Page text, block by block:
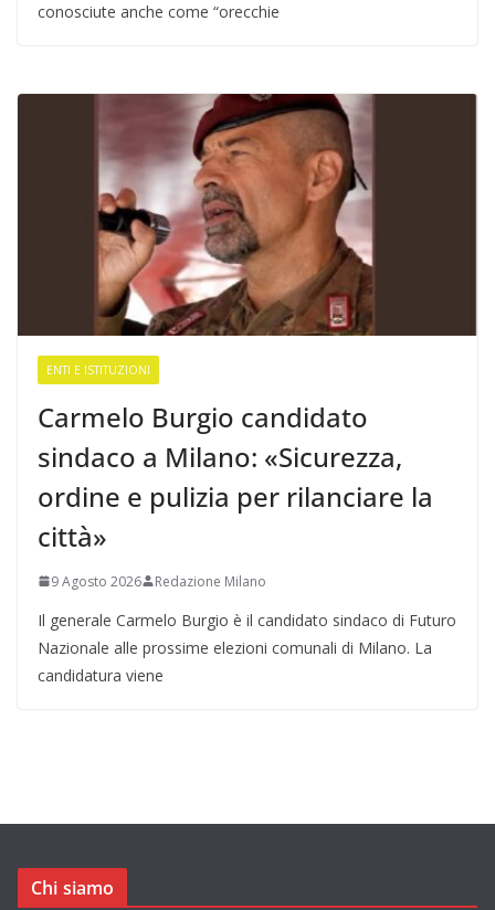
conosciute anche come “orecchie
ENTI E ISTITUZIONI
Carmelo Burgio candidato
sindaco a Milano: «Sicurezza,
ordine e pulizia per rilanciare la
città»
9 Agosto 2026 Redazione Milano
Il generale Carmelo Burgio è il candidato sindaco di Futuro
Nazionale alle prossime elezioni comunali di Milano. La
candidatura viene
Chi siamo